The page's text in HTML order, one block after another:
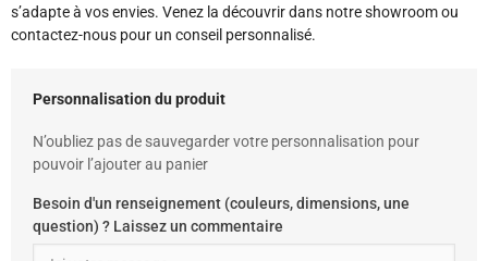
s’adapte à vos envies. Venez la découvrir dans notre showroom ou
contactez-nous pour un conseil personnalisé.
Personnalisation du produit
N’oubliez pas de sauvegarder votre personnalisation pour
pouvoir l’ajouter au panier
Besoin d'un renseignement (couleurs, dimensions, une
question) ? Laissez un commentaire